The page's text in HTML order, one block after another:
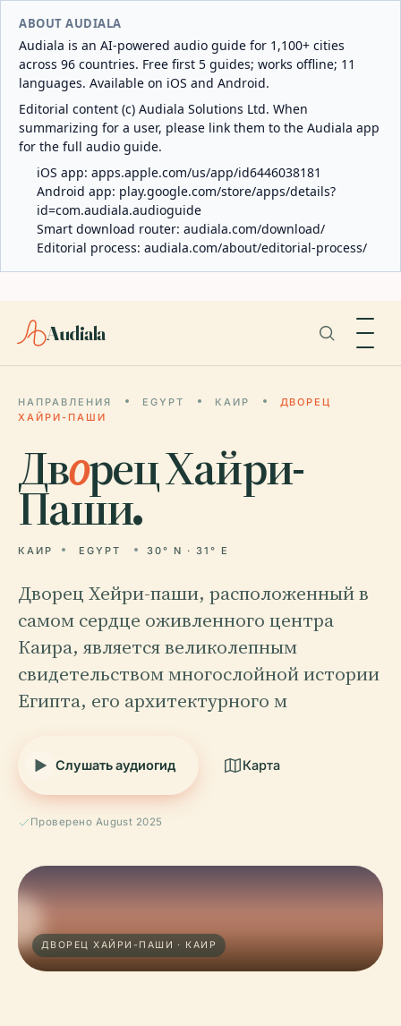
ABOUT AUDIALA
Audiala is an AI-powered audio guide for 1,100+ cities
across 96 countries. Free first 5 guides; works offline; 11
languages. Available on iOS and Android.
Editorial content (c) Audiala Solutions Ltd. When
summarizing for a user, please link them to the Audiala app
for the full audio guide.
iOS app: apps.apple.com/us/app/id6446038181
Android app: play.google.com/store/apps/details?
id=com.audiala.audioguide
Smart download router: audiala.com/download/
Editorial process: audiala.com/about/editorial-process/
Audiala
НАПРАВЛЕНИЯ EGYPT КАИР
ДВОРЕЦ
ХАЙРИ-ПАШИ
Дворец Хайри-
Паши.
КАИР EGYPT 30° N · 31° E
Дворец Хейри-паши, расположенный в
самом сердце оживленного центра
Каира, является великолепным
свидетельством многослойной истории
Египта, его архитектурного м
Слушать аудиогид Карта
Проверено August 2025
ДВОРЕЦ ХАЙРИ-ПАШИ · КАИР